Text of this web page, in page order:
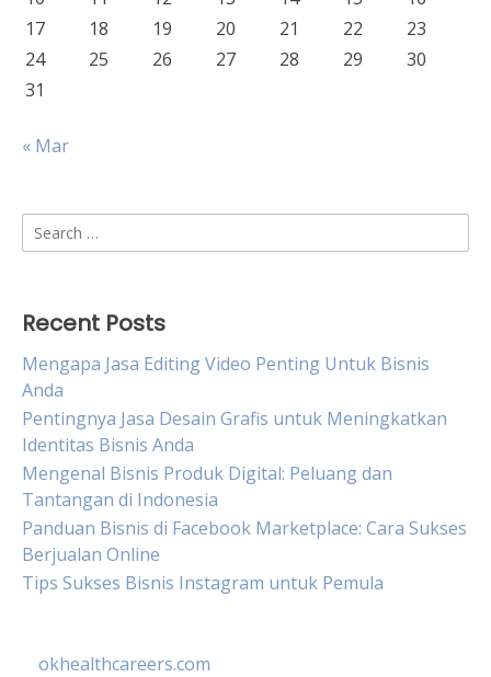
17
18 19 20 21 22
23
24
25 26 27 28 29
30
31
« Mar
Search
for:
Recent Posts
Mengapa Jasa Editing Video Penting Untuk Bisnis
Anda
Pentingnya Jasa Desain Grafis untuk Meningkatkan
Identitas Bisnis Anda
Mengenal Bisnis Produk Digital: Peluang dan
Tantangan di Indonesia
Panduan Bisnis di Facebook Marketplace: Cara Sukses
Berjualan Online
Tips Sukses Bisnis Instagram untuk Pemula
okhealthcareers.com